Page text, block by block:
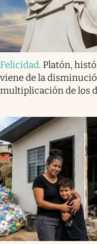
Felicidad. Platón,
viene de la
multiplicación de los